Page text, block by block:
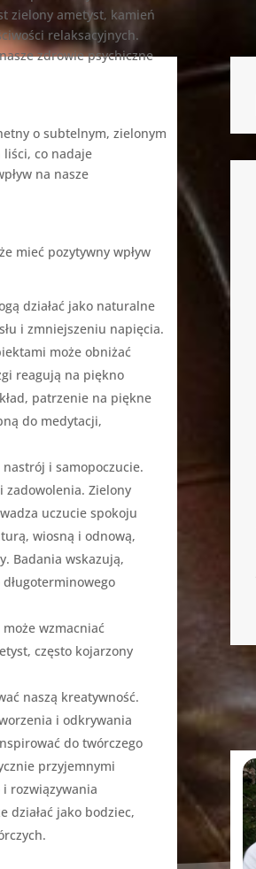
zielony ametyst, kamień
relaksacyjnych.
zdrowie psychiczne
o subtelnym, zielonym
liści, co nadaje
na nasze
mieć pozytywny wpływ
działać jako naturalne
i zmniejszeniu napięcia.
może obniżać
reagują na piękno
patrzenie na piękne
do medytacji,
i samopoczucie.
zadowolenia. Zielony
uczucie spokoju
wiosną i odnową,
Badania wskazują,
wzmacniać
często kojarzony
naszą kreatywność.
i odkrywania
do twórczego
przyjemnymi
rozwiązywania
działać jako bodziec,